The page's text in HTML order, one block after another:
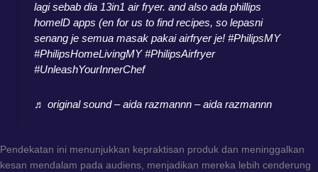
lagi sebab dia 13in1 air fryer. and also ada phillips
homelD apps (en for us to find recipes, so lepasni
senang je semua masak pakai airfryer je! #PhilipsMY
#PhilipsHomeLivingMY #PhilipsAirfryer
#UnleashYourInnerChef
♬ original sound – aida razmannn – aida razmannn
Pendekatan ini menunjukkan kepraktisan produk dan meninggalkan
kesan mendalam pada audiens, menjadikan mereka lebih cenderung